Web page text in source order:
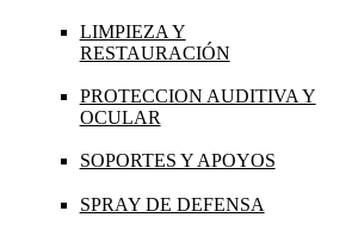
LIMPIEZA Y
RESTAURACIÓN
PROTECCION AUDITIVA Y
OCULAR
SOPORTES Y APOYOS
SPRAY DE DEFENSA